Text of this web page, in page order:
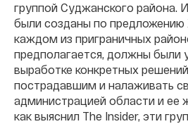
группой Суджанского района.
были созданы по предложению
каждом из приграничных
предполагается, должны были
выработке конкретных
пострадавшим и налаживать
администрацией области и ее
как выяснил The Insider, эти